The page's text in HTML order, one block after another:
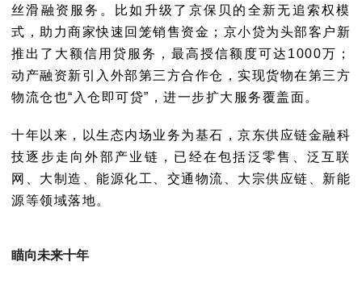
丝滑融资服务。比如升级了京保贝的全新无追索权模
式，助力商家快速回笼销售资金；京小贷为头部客户新
推出了大额信用贷服务，最高授信额度可达1000万；
动产融资新引入外部第三方合作仓，实现货物在第三方
物流仓也“入仓即可贷”，进一步扩大服务覆盖面。
十年以来，以生态内场业务为基石，京东供应链金融科
技逐步走向外部产业链，已经在包括泛零售、泛互联
网、大制造、能源化工、交通物流、大宗供应链、新能
源等领域落地。
瞄向未来十年